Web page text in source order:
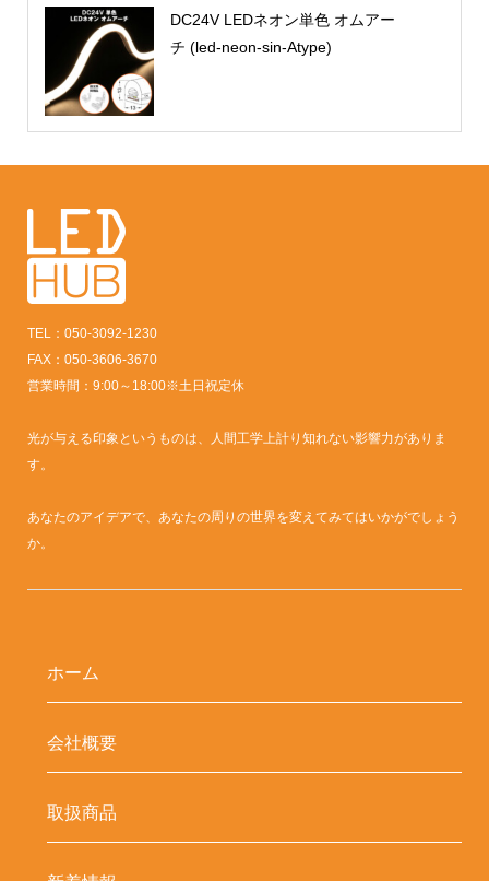
DC24V LEDネオン単色 オムアー
チ (led-neon-sin-Atype)
TEL：050-3092-1230
FAX：050-3606-3670
営業時間：9:00～18:00※土日祝定休
光が与える印象というものは、人間工学上計り知れない影響力がありま
す。
あなたのアイデアで、あなたの周りの世界を変えてみてはいかがでしょう
か。
ホーム
会社概要
取扱商品